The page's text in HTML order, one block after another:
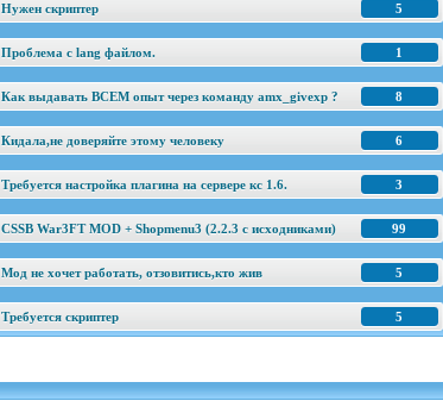
5
Нужен скриптер
1
Проблема с lang файлом.
8
Как выдавать ВСЕМ опыт через команду amx_givexp ?
6
Кидала,не доверяйте этому человеку
3
Требуется настройка плагина на сервере кс 1.6.
99
CSSB War3FT MOD + Shopmenu3 (2.2.3 c исходниками)
5
Мод не хочет работать, отзовитись,кто жив
5
Требуется скриптер